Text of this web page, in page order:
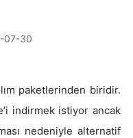
07-30
paketlerinden biridir.
indirmek istiyor ancak
nedeniyle alternatif